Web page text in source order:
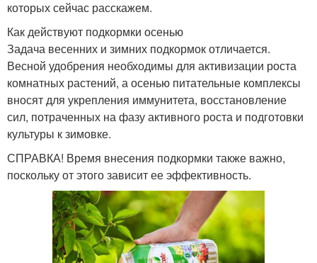
которых сейчас расскажем.
Как действуют подкормки осенью
Задача весенних и зимних подкормок отличается.
Весной удобрения необходимы для активизации роста
комнатных растений, а осенью питательные комплексы
вносят для укрепления иммунитета, восстановление
сил, потраченных на фазу активного роста и подготовки
культуры к зимовке.
СПРАВКА! Время внесения подкормки также важно,
поскольку от этого зависит ее эффективность.